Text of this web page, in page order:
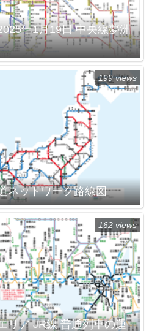
年1月19日 中央線夢洲
ネットワーク路線図
199 views
リア JR線 普通列車の運
162 views